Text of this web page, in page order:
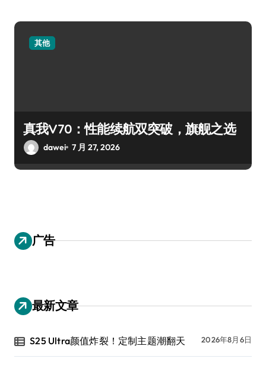
其他
真我V70：性能续航双突破，旗舰之选
dawei 7 月 27, 2026
广告
最新文章
S25 Ultra颜值炸裂！定制主题潮翻天 2026年8月6日